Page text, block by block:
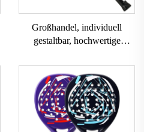
Großhandel, individuell
gestaltbar, hochwertige
Aluminium, Trainings-
Schläger für Beach-Tennis mit
EVA-Griff, Nylon und Faser-
Netz